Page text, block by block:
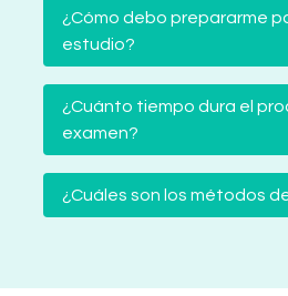
¿Cómo debo prepararme
estudio?
¿Cuánto tiempo dura el
examen?
¿Cuáles son los métodos